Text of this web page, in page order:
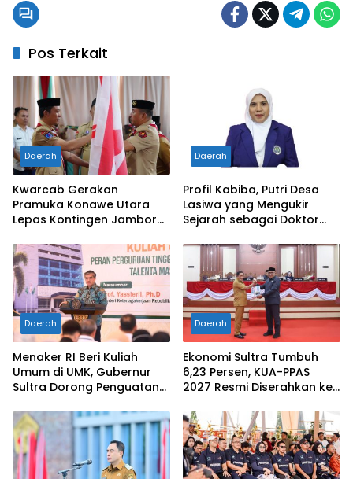
Pos Terkait
Daerah
Kwarcab Gerakan
Pramuka Konawe Utara
Lepas Kontingen Jambore
Ikbar: Tunjukkan Karakter
Generasi Muda Konut yang
Disiplin dan Berprestasi
Daerah
Profil Kabiba, Putri Desa
Lasiwa yang Mengukir
Sejarah sebagai Doktor
Kelahirannya
Daerah
Menaker RI Beri Kuliah
Umum di UMK, Gubernur
Sultra Dorong Penguatan
Dunia Kerja
Daerah
Ekonomi Sultra Tumbuh
6,23 Persen, KUA-PPAS
2027 Resmi Diserahkan ke